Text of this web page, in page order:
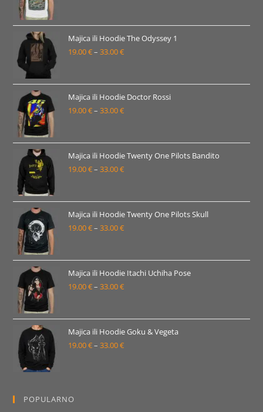
od
19.00 €
do
Majica ili Hoodie The Odyssey 1
19.00€– 33.00€Raspon
od
19.00 €
do
Majica ili Hoodie Doctor Rossi
19.00€– 33.00€Raspon
od
19.00 €
do
Majica ili Hoodie Twenty One Pilots Bandito
19.00€– 33.00€Raspon
od
19.00 €
do
Majica ili Hoodie Twenty One Pilots Skull
19.00€– 33.00€Raspon
od
19.00 €
do
Majica ili Hoodie Itachi Uchiha Pose
19.00€– 33.00€Raspon
od
19.00 €
do
Majica ili Hoodie Goku & Vegeta
19.00€– 33.00€Raspon
POPULARNO